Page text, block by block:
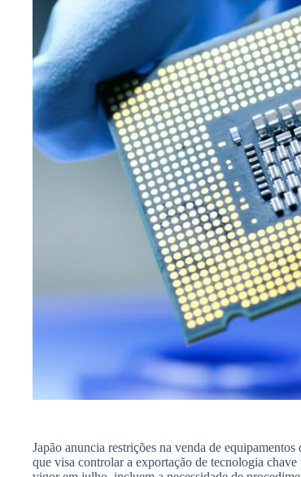
Japão anuncia restrições na venda de
que visa controlar a exportação de tecnologia chave